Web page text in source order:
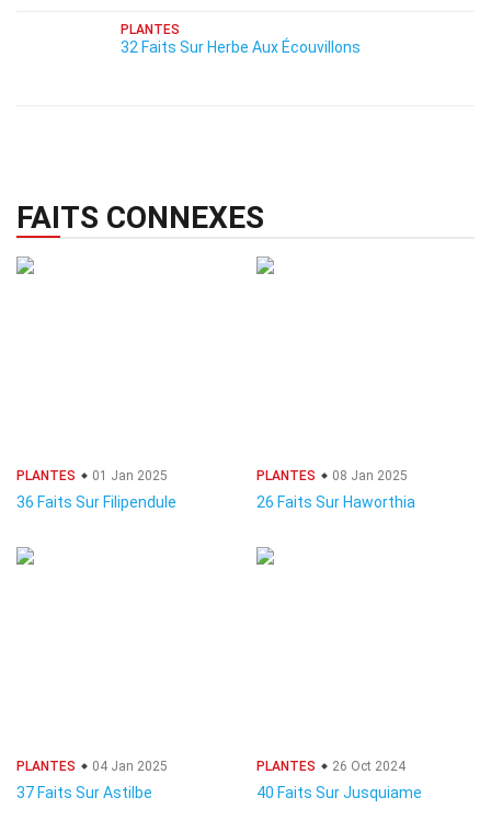
PLANTES
32 Faits Sur Herbe Aux Écouvillons
FAITS CONNEXES
PLANTES 01 Jan 2025
36 Faits Sur Filipendule
PLANTES 08 Jan 2025
26 Faits Sur Haworthia
PLANTES 04 Jan 2025
37 Faits Sur Astilbe
PLANTES 26 Oct 2024
40 Faits Sur Jusquiame